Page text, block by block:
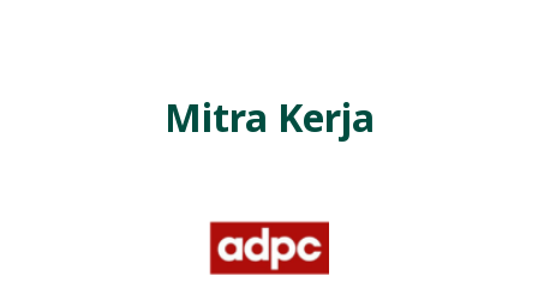
Mitra Kerja